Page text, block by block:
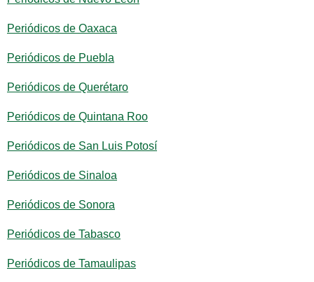
Periódicos de Oaxaca
Periódicos de Puebla
Periódicos de Querétaro
Periódicos de Quintana Roo
Periódicos de San Luis Potosí
Periódicos de Sinaloa
Periódicos de Sonora
Periódicos de Tabasco
Periódicos de Tamaulipas